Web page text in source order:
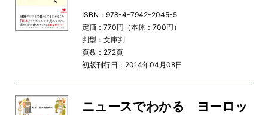
ISBN：978-4-7942-2045-5
定価：770円（本体：700円）
判型：文庫判
頁数：272頁
初版刊行日：2014年04月08日
ニュースでわかる ヨーロッ